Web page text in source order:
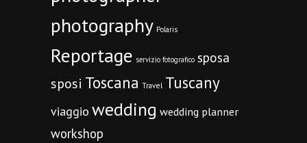
photography Polaris
Reportage servizio fotografico sposa
sposi Toscana Travel Tuscany
viaggio wedding wedding planner
workshop